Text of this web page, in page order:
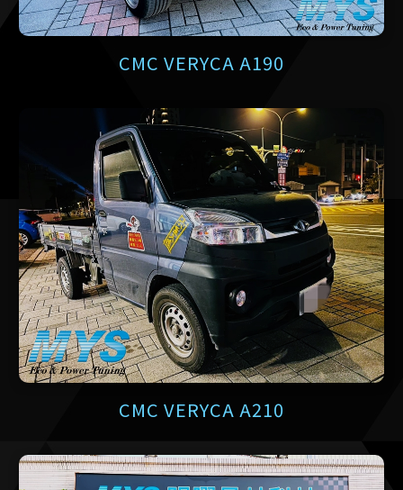
CMC VERYCA A190
CMC VERYCA A210